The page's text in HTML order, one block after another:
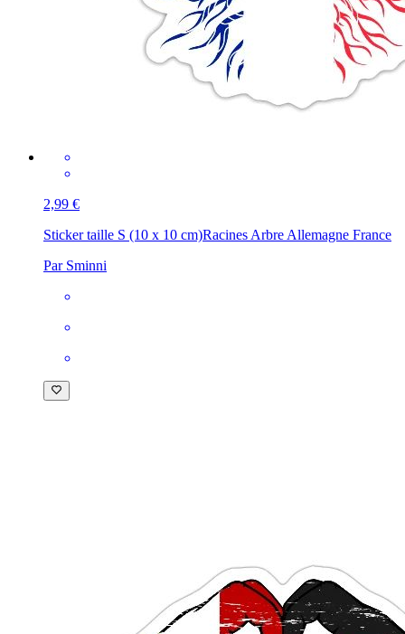
2,99 €
Sticker taille S (10 x 10 cm)Racines Arbre Allemagne France
Par Sminni